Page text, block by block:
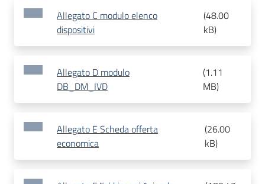
Allegato C modulo elenco
dispositivi
(48.00
kB)
Allegato D modulo
DB_DM_IVD
(1.11
MB)
Allegato E Scheda offerta
economica
(26.00
kB)